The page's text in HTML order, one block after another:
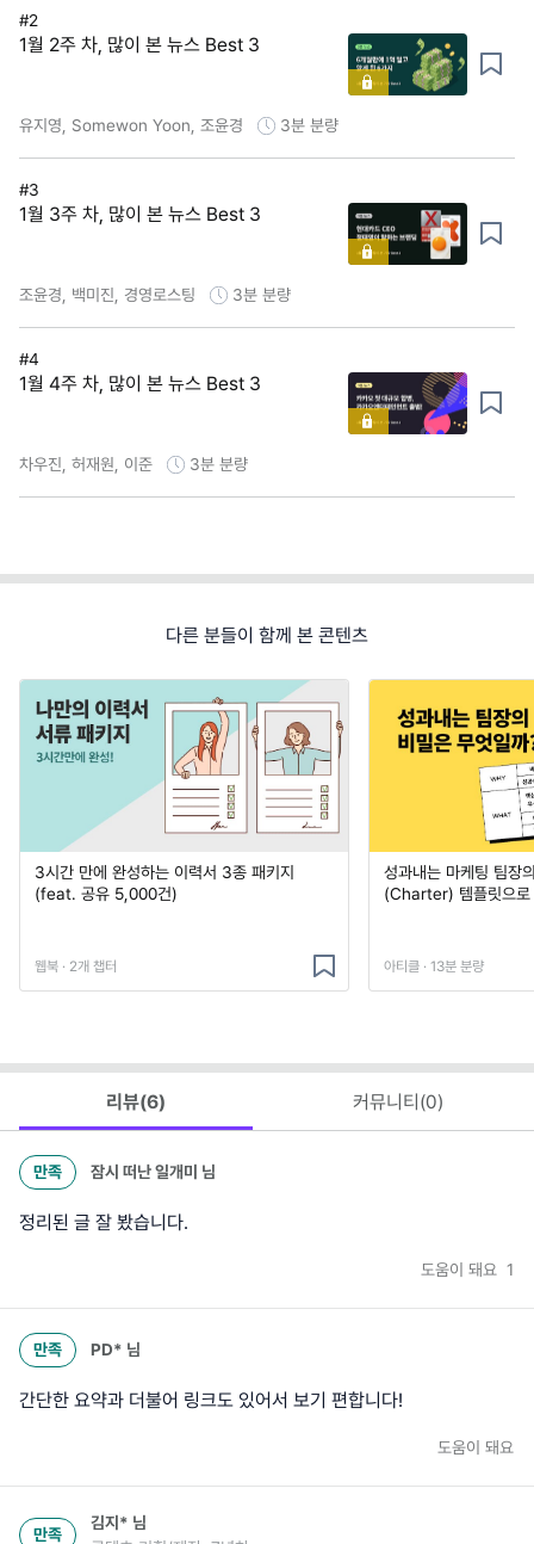
#2
1월 2주 차, 많이 본 뉴스 Best 3
유지영, Somewon Yoon, 조윤경 3분 분량
#3
1월 3주 차, 많이 본 뉴스 Best 3
조윤경, 백미진, 경영로스팅 3분 분량
#4
1월 4주 차, 많이 본 뉴스 Best 3
차우진, 허재원, 이준 3분 분량
다른 분들이 함께 본 콘텐츠
3시간 만에 완성하는 이력서 3종 패키지
(feat. 공유 5,000건)
웹북 · 2개 챕터
성과내는 마케팅 팀장
(Charter) 템플릿으로
아티클 · 13분 분량
리뷰(6) 커뮤니티(0)
만족 잠시 떠난 일개미 님
정리된 글 잘 봤습니다.
도움이 돼요 1
만족 PD* 님
간단한 요약과 더불어 링크도 있어서 보기 편합니다!
도움이 돼요
만족
김지* 님